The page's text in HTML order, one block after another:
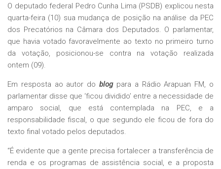
O deputado federal Pedro Cunha Lima (PSDB) explicou nesta
quarta-feira (10) sua mudança de posição na análise da PEC
dos Precatórios na Câmara dos Deputados. O parlamentar,
que havia votado favoravelmente ao texto no primeiro turno
da votação, posicionou-se contra na votação realizada
ontem (09).
Em resposta ao autor doblog para a Rádio Arapuan FM, o
parlamentar disse que ‘ficou dividido’ entre a necessidade de
amparo social, que está contemplada na PEC, e a
responsabilidade fiscal, o que segundo ele ficou de fora do
texto final votado pelos deputados.
“É evidente que a gente precisa fortalecer a transferência de
renda e os programas de assistência social, e a proposta